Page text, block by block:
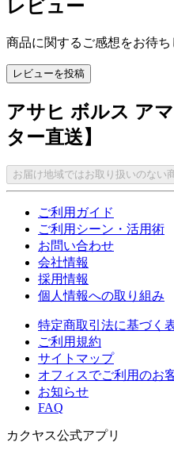
レビュー
商品に関するご感想をお待ち
レビューを投稿
アサヒ ボルス ア
ター直送】
お届け地域ではお取り扱いのない
ご利用ガイド
ご利用シーン・活用術
お問い合わせ
会社情報
採用情報
個人情報への取り組み
特定商取引法に基づく
ご利用規約
サイトマップ
オフィスでご利用のお
お知らせ
FAQ
カクヤス公式アプリ